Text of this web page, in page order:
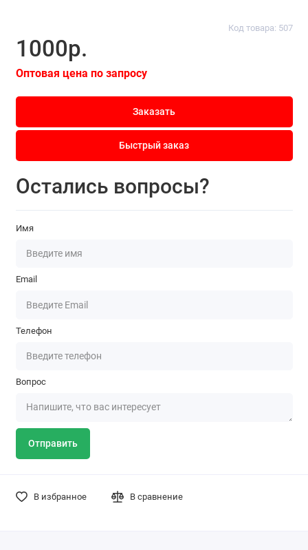
Код товара: 507
1000р.
Оптовая цена по запросу
Заказать
Быстрый заказ
Остались вопросы?
Имя
Email
Телефон
Вопрос
Отправить
В избранное В сравнение